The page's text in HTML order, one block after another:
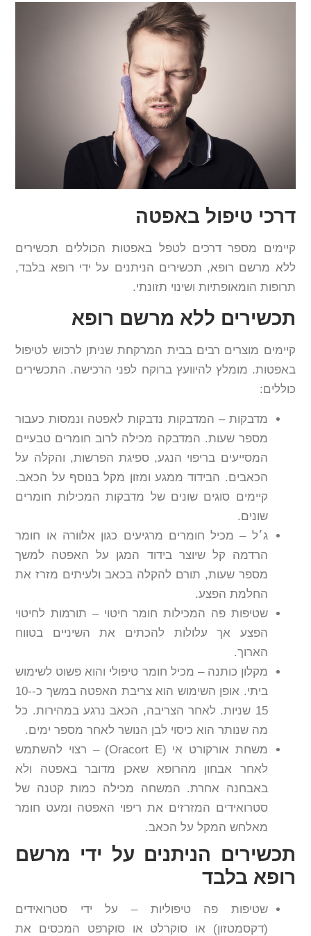
דרכי טיפול באפטה
קיימים מספר דרכים לטפל באפטות הכוללים תכשירים
ללא מרשם רופא, תכשירים הניתנים על ידי רופא בלבד,
תרופות הומאופתיות ושינוי תזונתי.
תכשירים ללא מרשם רופא
קיימים מוצרים רבים בבית המרקחת שניתן לרכוש לטיפול
באפטות. מומלץ להיוועץ ברוקח לפני הרכישה. התכשירים
כוללים:
מדבקות – המדבקות נדבקות לאפטה ונמסות כעבור
מספר שעות. המדבקה מכילה לרוב חומרים טבעיים
המסייעים בריפוי הנגע, ספיגת הפרשות, והקלה על
הכאבים. הבידוד ממגע ומזון מקל בנוסף על הכאב.
קיימים סוגים שונים של מדבקות המכילות חומרים
שונים.
ג׳ל – מכיל חומרים מרגיעים כגון אלוורה או חומר
הרדמה קל שיוצר בידוד המגן על האפטה למשך
מספר שעות, תורם להקלה בכאב ולעיתים מזרז את
החלמת הפצע.
שטיפות פה המכילות חומר חיטוי – תורמות לחיטוי
הפצע אך עלולות להכתים את השיניים בטווח
הארוך.
מקלון כותנה – מכיל חומר טיפולי והוא פשוט לשימוש
ביתי. אופן השימוש הוא צריבת האפטה במשך כ-10-
15 שניות. לאחר הצריבה, הכאב נרגע במהירות. כל
מה שנותר הוא כיסוי לבן הנושר לאחר מספר ימים.
משחת אורקורט אי (Oracort E) – רצוי להשתמש
לאחר אבחון מהרופא שאכן מדובר באפטה ולא
באבחנה אחרת. המשחה מכילה כמות קטנה של
סטרואידים המזרזים את ריפוי האפטה ומעט חומר
מאלחש המקל על הכאב.
תכשירים הניתנים על ידי מרשם
רופא בלבד
שטיפות פה טיפוליות – על ידי סטרואידים
(דקסמטזון) או סוקרלט או סוקרפט המכסים את